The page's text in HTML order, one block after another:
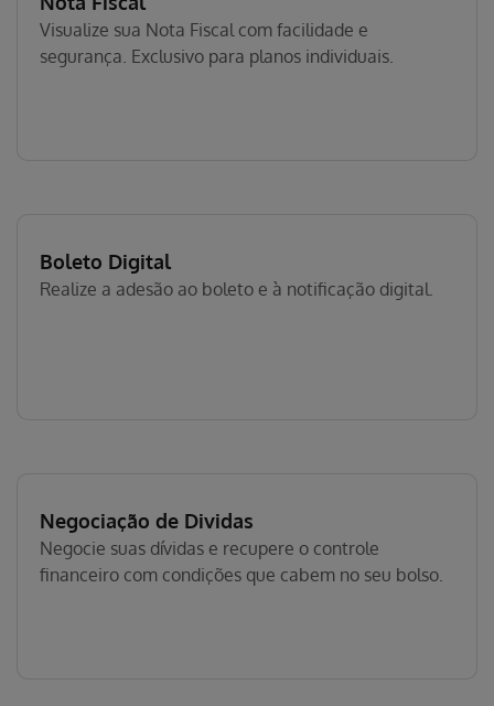
Visualize sua Nota Fiscal com facilidade e
segurança. Exclusivo para planos individuais.
Boleto Digital
Realize a adesão ao boleto e à notificação digital.
Negociação de Dividas
Negocie suas dívidas e recupere o controle
financeiro com condições que cabem no seu bolso.